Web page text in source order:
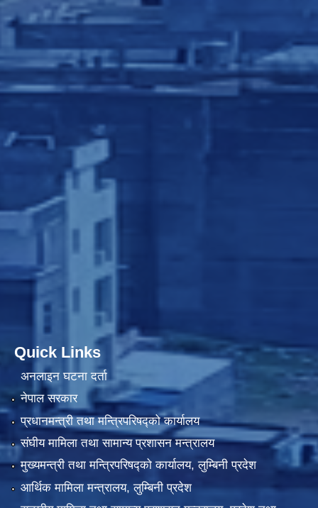
Quick Links
अनलाइन घटना दर्ता
नेपाल सरकार
प्रधानमन्त्री तथा मन्त्रिपरिषद्को कार्यालय
संघीय मामिला तथा सामान्य प्रशासन मन्त्रालय
मुख्यमन्त्री तथा मन्त्रिपरिषद्को कार्यालय, लुम्बिनी प्रदेश
आर्थिक मामिला मन्त्रालय, लुम्बिनी प्रदेश